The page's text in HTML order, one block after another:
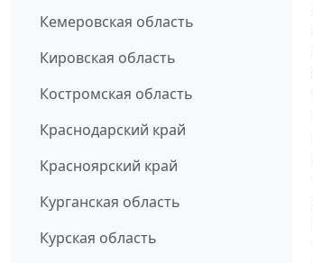
Кемеровская область
Кировская область
Костромская область
Краснодарский край
Красноярский край
Курганская область
Курская область